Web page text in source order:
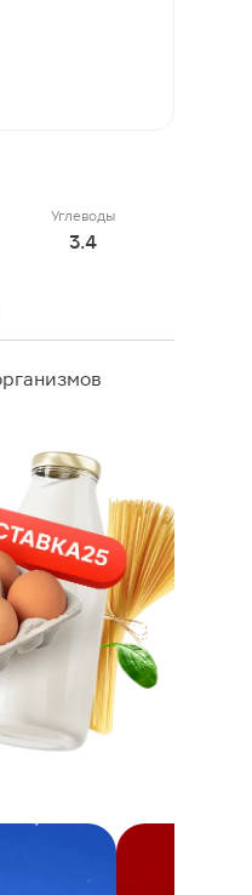
Углеводы
3.4